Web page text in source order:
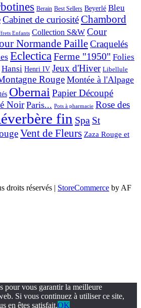
Berain Best Sellers Beyerlé Bleu
Cabinet de curiositéChambord
Enfants Collection S&W Cour
Normande PailleCraquelés
EclecticaFerme "1950" Folies
Hansi Henri IV Jeux d'Hiver Libellule
RougeMontée à l'Alpage
Obernai Papier Découpé
Noir Paris... Pots à pharmacie Rose des
fin Spa St
Vent de Fleurs Zaza Rouge et
droits réservés | StoreCommerce by AF
pour vous garantir la meilleure
Si vous continuez à utiliser ce site,
en êtes satisfait.OK